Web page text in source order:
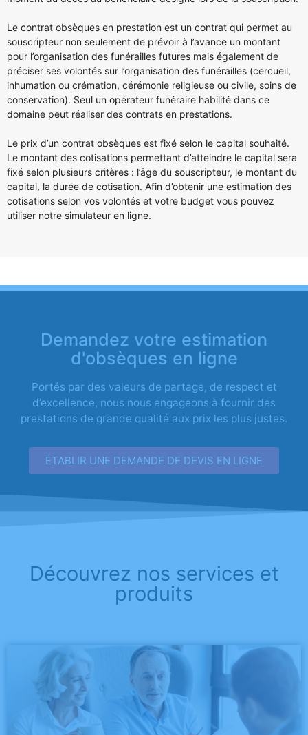
Le contrat obsèques en prestation est un contrat qui permet au
souscripteur non seulement de prévoir à l’avance un montant
pour l’organisation des funérailles futures mais également de
préciser ses volontés sur l’organisation des funérailles (cercueil,
inhumation ou crémation, cérémonie religieuse ou civile, soins de
conservation). Seul un opérateur funéraire habilité dans ce
domaine peut réaliser des contrats en prestations.
Le prix d’un contrat obsèques est fixé selon le capital souhaité.
Le montant des cotisations permettant d’atteindre le capital sera
fixé selon plusieurs critères : l’âge du souscripteur, le montant du
capital, la durée de cotisation. Afin d’obtenir une estimation des
cotisations selon vos volontés et votre budget vous pouvez
utiliser notre simulateur en ligne.
Demandez votre estimation
d'obsèques en ligne
Portés par des valeurs de partage, de respect et
d’excellence, nous nous engageons à fournir des
prestations de grande qualité aux prix les plus justes.
ÉTABLIR UNE DEMANDE DE DEVIS EN LIGNE
Découvrez nos services et
produits